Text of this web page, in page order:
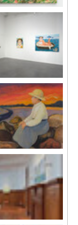
麗絲》，2021
“發夢上島”，MINE
（現為MOU
），香港，
術家及MOU
，攝影：South
德琳》，2019
cm
2021